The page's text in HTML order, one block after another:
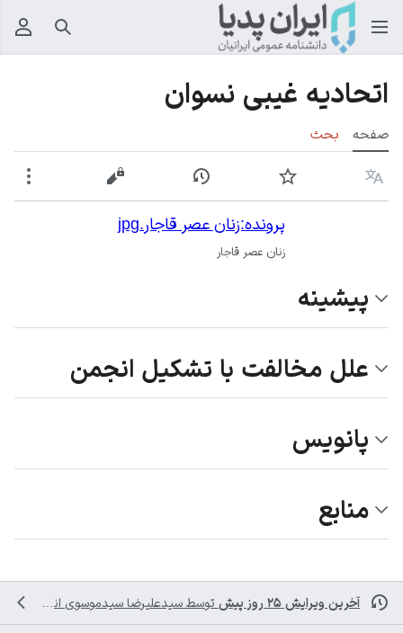
جستجو
اتحادیه غیبی نسوان
صفحه بحث
زبان پیگیری نمایش تاریخچهنمایش مبدأ
پرونده:زنان عصر قاجار.jpg
زنان عصر قاجار
پیشینه
علل مخالفت با تشکیل انجمن
پانویس
منابع
آخرین ویرایش ۲۵ روز پیش توسط سیدعلیرضا سیدموسوی انجام شده است